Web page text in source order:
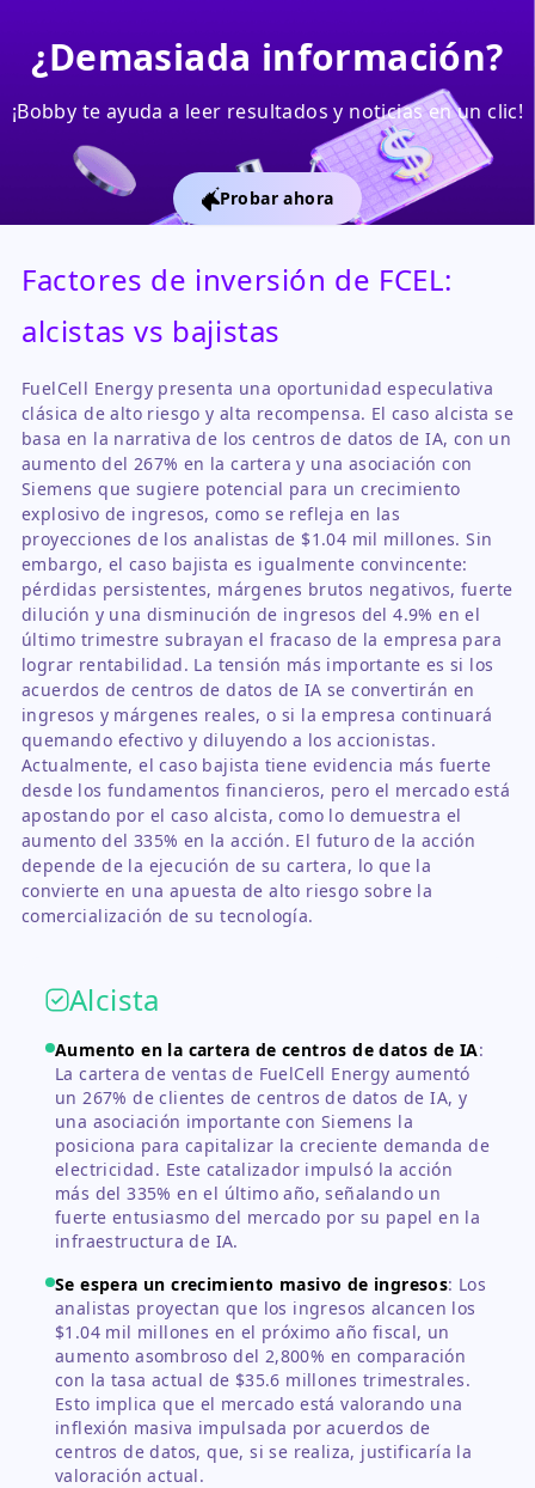
¿Demasiada información?
¡Bobby te ayuda a leer resultados y noticias en un clic!
Probar ahora
Factores de inversión de FCEL:
alcistas vs bajistas
FuelCell Energy presenta una oportunidad especulativa
clásica de alto riesgo y alta recompensa. El caso alcista se
basa en la narrativa de los centros de datos de IA, con un
aumento del 267% en la cartera y una asociación con
Siemens que sugiere potencial para un crecimiento
explosivo de ingresos, como se refleja en las
proyecciones de los analistas de $1.04 mil millones. Sin
embargo, el caso bajista es igualmente convincente:
pérdidas persistentes, márgenes brutos negativos, fuerte
dilución y una disminución de ingresos del 4.9% en el
último trimestre subrayan el fracaso de la empresa para
lograr rentabilidad. La tensión más importante es si los
acuerdos de centros de datos de IA se convertirán en
ingresos y márgenes reales, o si la empresa continuará
quemando efectivo y diluyendo a los accionistas.
Actualmente, el caso bajista tiene evidencia más fuerte
desde los fundamentos financieros, pero el mercado está
apostando por el caso alcista, como lo demuestra el
aumento del 335% en la acción. El futuro de la acción
depende de la ejecución de su cartera, lo que la
convierte en una apuesta de alto riesgo sobre la
comercialización de su tecnología.
Alcista
Aumento en la cartera de centros de datos de IA:
La cartera de ventas de FuelCell Energy aumentó
un 267% de clientes de centros de datos de IA, y
una asociación importante con Siemens la
posiciona para capitalizar la creciente demanda de
electricidad. Este catalizador impulsó la acción
más del 335% en el último año, señalando un
fuerte entusiasmo del mercado por su papel en la
infraestructura de IA.
Se espera un crecimiento masivo de ingresos: Los
analistas proyectan que los ingresos alcancen los
$1.04 mil millones en el próximo año fiscal, un
aumento asombroso del 2,800% en comparación
con la tasa actual de $35.6 millones trimestrales.
Esto implica que el mercado está valorando una
inflexión masiva impulsada por acuerdos de
centros de datos, que, si se realiza, justificaría la
valoración actual.